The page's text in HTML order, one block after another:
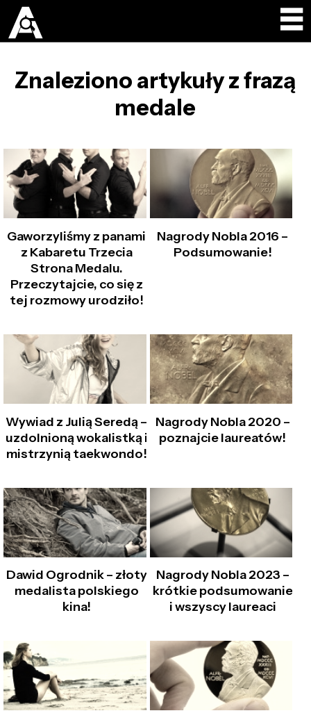
Znaleziono artykuły z frazą
medale
Gaworzyliśmy z panami
z Kabaretu Trzecia
Strona Medalu.
Przeczytajcie, co się z
tej rozmowy urodziło!
Nagrody Nobla 2016 –
Podsumowanie!
Wywiad z Julią Seredą –
uzdolnioną wokalistką i
mistrzynią taekwondo!
Nagrody Nobla 2020 –
poznajcie laureatów!
Dawid Ogrodnik – złoty
medalista polskiego
kina!
Nagrody Nobla 2023 –
krótkie podsumowanie
i wszyscy laureaci